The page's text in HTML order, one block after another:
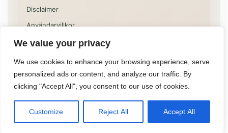
We value your privacy
We use cookies to enhance your browsing experience, serve
personalized ads or content, and analyze our traffic. By
clicking "Accept All", you consent to our use of cookies.
Customize Reject All Accept All
Disclaimer
Användarvillkor
Vissa delar av sajten kan innehålla kommersiella
rekommendationer eller affiliatelänkar. Innehållet på
Allformen är informativt och ska inte ses som individuell
medicinsk, juridisk eller finansiell rådgivning.
©2026Allformen
Powered byTomoLabs